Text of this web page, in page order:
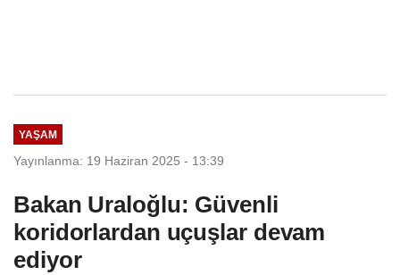
YAŞAM
Yayınlanma: 19 Haziran 2025 - 13:39
Bakan Uraloğlu: Güvenli
koridorlardan uçuşlar devam
ediyor